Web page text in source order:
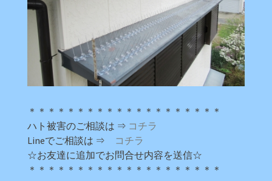
＊＊＊＊＊＊＊＊＊＊＊＊＊＊＊＊＊＊＊＊
ハト被害のご相談は ⇒ コチラ
Lineでご相談は ⇒ コチラ
☆お友達に追加でお問合せ内容を送信☆
＊＊＊＊＊＊＊＊＊＊＊＊＊＊＊＊＊＊＊＊